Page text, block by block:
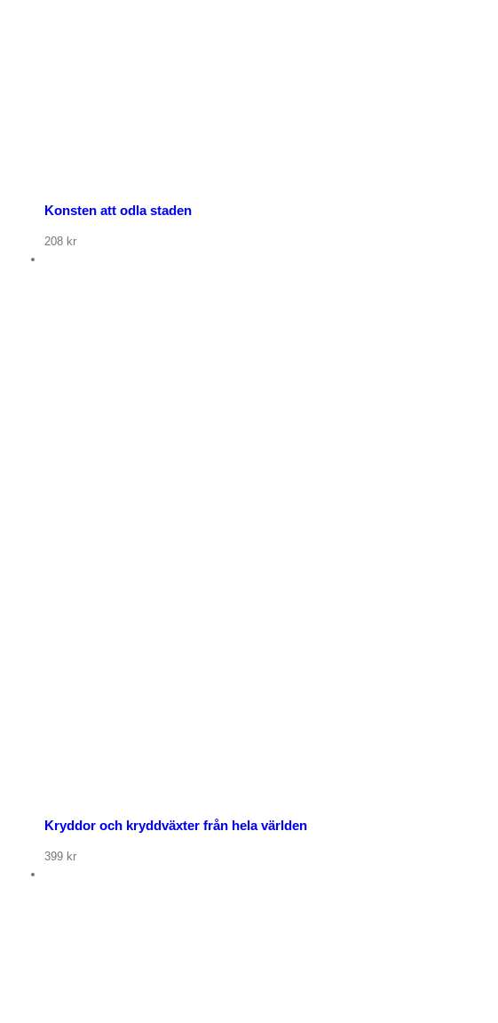
Konsten att odla staden
208 kr
Kryddor och kryddväxter från hela världen
399 kr